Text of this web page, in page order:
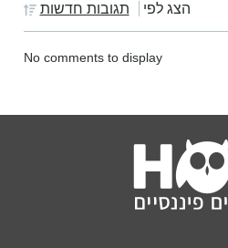
הצג לפי תגובות חדשות
No comments to display